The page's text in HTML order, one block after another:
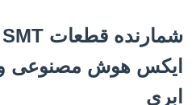
ایکس هوش مصنوعی و
ابری